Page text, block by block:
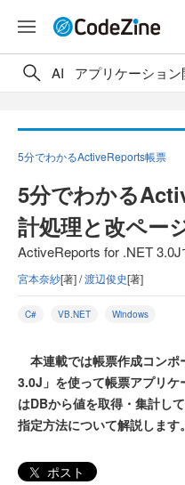
AI アプリケーション
5分でわかるActiveReports帳票
5分でわかる
計処理と改ペー
ActiveReports for .NET
宮本奈紗[著] /渡辺俊史[著]
C# VB.NET Windows
本連載では帳票作成コン
3.0J」を使って帳票アプリ
はDBから値を取得・集計し
指定方法について解説します。
ポスト